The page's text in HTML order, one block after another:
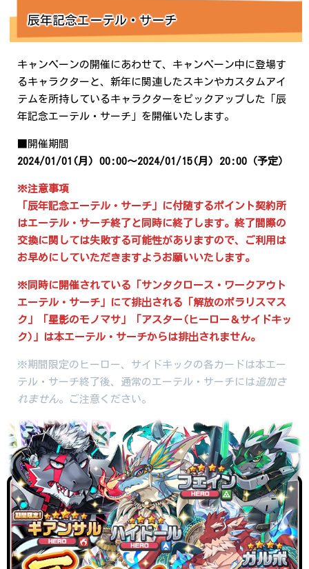
辰年記念エーテル・サーチ
キャンペーンの開催にあわせて、キャンペーン中に登場す
るキャラクターと、新年に関連したスキンやカスタムアイ
テムを所持しているキャラクターをピックアップした「辰
年記念エーテル・サーチ」を開催いたします。
■開催期間
2024/01/01(月) 00:00～2024/01/15(月) 20:00 （予定）
※注意事項
「辰年記念エーテル・サーチ」に付随するポイント契約所
はエーテル・サーチ終了と同時に終了します。終了間際の
交換に関しては失敗する可能性がありますので、ご利用は
お早めにしていただきますようお願いいたします。
※同時に開催されている「サンタクロース・ワークアウト
エーテル・サーチ」にて排出される「解放のポラリスマス
ク」「星影のモノマサ」「アスター(ヒーロー＆サイドキッ
ク)」は本エーテル・サーチからは排出されません。
※期間限定のヒーロー、サイドキックの各カードは本エー
テル・サーチ終了後、通常のエーテル・サーチには 追加さ
れません。ご注意ください。